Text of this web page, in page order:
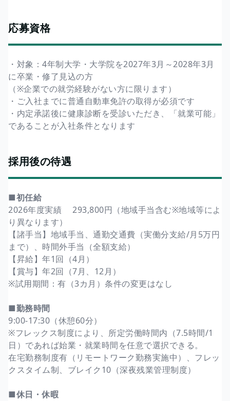
応募資格
・対象：4年制大学・大学院を2027年3月～2028年3月
に卒業・修了見込の方
（※企業での就労経験がない方に限ります）
・ご入社までに普通自動車免許の取得が必須です
・内定承諾後に健康診断を受診いただき、「就業可能」
であることが入社条件となります
採用後の待遇
■初任給
2026年度実績 293,800円（地域手当含む※地域等によ
り異なります）
【諸手当】地域手当、通勤交通費（実働分支給/月5万円
まで）、時間外手当（全額支給）
【昇給】年1回（4月）
【賞与】年2回（7月、12月）
※試用期間：有（3カ月）条件の変更はなし
■勤務時間
9:00-17:30（休憩60分）
※フレックス制度により、所定労働時間内（7.5時間/1
日）であれば始業・就業時間を任意で選択できる。
在宅勤務制度有（リモートワーク勤務実施中）、フレッ
クスタイム制、ブレイク10（深夜残業管理制度）
■休日・休暇